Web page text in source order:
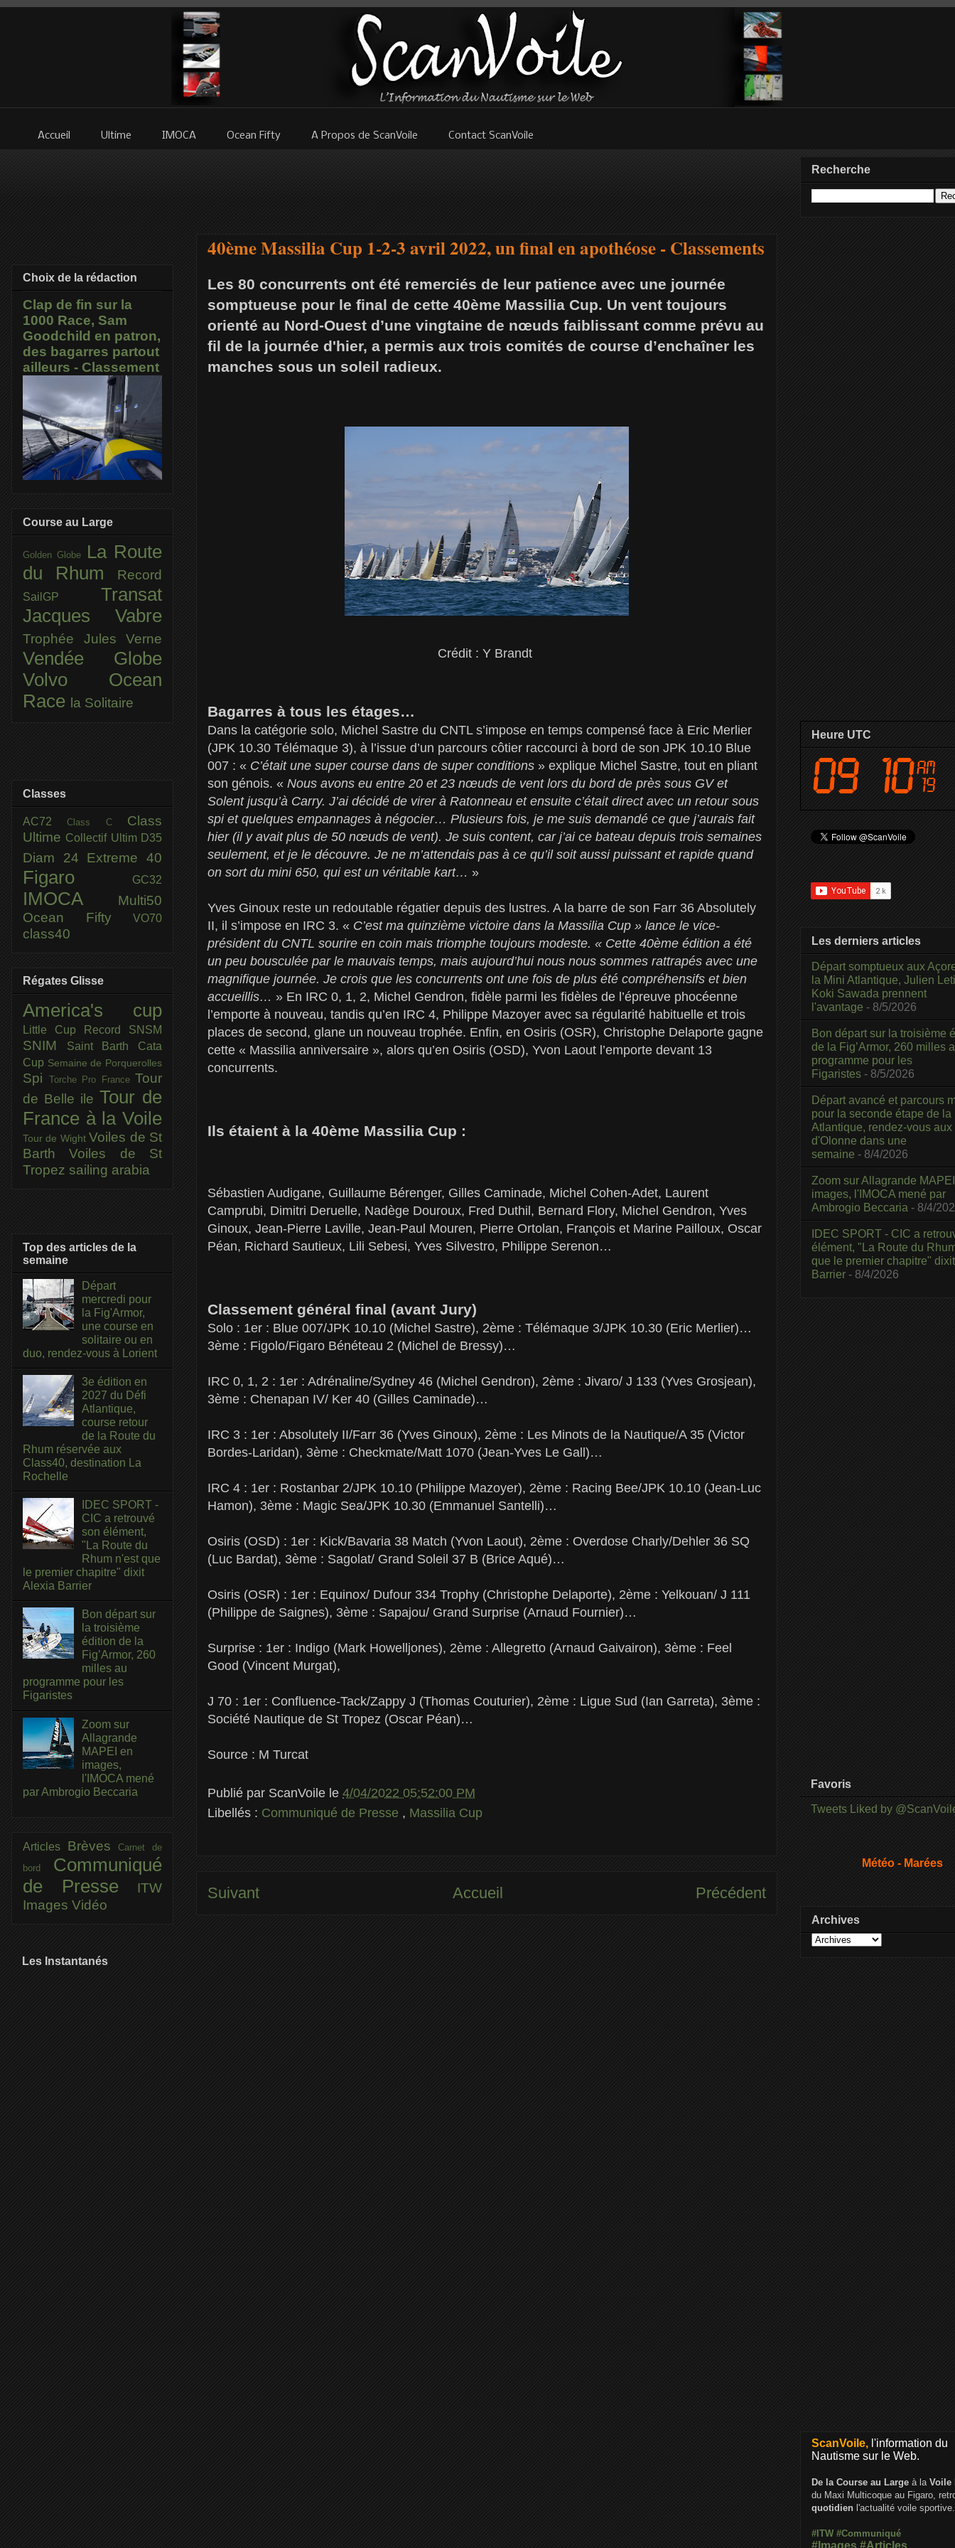
Accueil Ultime IMOCA Ocean Fifty A Propos de ScanVoile Contact ScanVoile
40ème Massilia Cup 1-2-3 avril 2022, un final en apothéose - Classements
Les 80 concurrents ont été remerciés de leur patience avec une journée
somptueuse pour le final de cette 40ème Massilia Cup. Un vent toujours
orienté au Nord-Ouest d’une vingtaine de nœuds faiblissant comme prévu au
fil de la journée d'hier, a permis aux trois comités de course d’enchaîner les
manches sous un soleil radieux.
Crédit : Y Brandt
Bagarres à tous les étages…
Dans la catégorie solo, Michel Sastre du CNTL s’impose en temps compensé face à Eric Merlier
(JPK 10.30 Télémaque 3), à l’issue d’un parcours côtier raccourci à bord de son JPK 10.10 Blue
007 : « C’était une super course dans de super conditions » explique Michel Sastre, tout en pliant
son génois. « Nous avons eu entre 20 et 23 nœuds de vent lors du bord de près sous GV et
Solent jusqu’à Carry. J’ai décidé de virer à Ratonneau et ensuite c’était direct avec un retour sous
spi et quelques empannages à négocier… Plusieurs fois, je me suis demandé ce que j’aurais fait
hier (il y avait plus de 50 nœuds de vent). Je suis content, car j’ai ce bateau depuis trois semaines
seulement, et je le découvre. Je ne m’attendais pas à ce qu’il soit aussi puissant et rapide quand
on sort du mini 650, qui est un véritable kart… »
Yves Ginoux reste un redoutable régatier depuis des lustres. A la barre de son Farr 36 Absolutely
II, il s’impose en IRC 3. « C’est ma quinzième victoire dans la Massilia Cup » lance le vice-
président du CNTL sourire en coin mais triomphe toujours modeste. « Cette 40ème édition a été
un peu bousculée par le mauvais temps, mais aujourd’hui nous nous sommes rattrapés avec une
magnifique journée. Je crois que les concurrents ont une fois de plus été compréhensifs et bien
accueillis… » En IRC 0, 1, 2, Michel Gendron, fidèle parmi les fidèles de l’épreuve phocéenne
l’emporte à nouveau, tandis qu’en IRC 4, Philippe Mazoyer avec sa régularité habituelle et trois
places de second, glane un nouveau trophée. Enfin, en Osiris (OSR), Christophe Delaporte gagne
cette « Massilia anniversaire », alors qu’en Osiris (OSD), Yvon Laout l’emporte devant 13
concurrents.
Ils étaient à la 40ème Massilia Cup :
Sébastien Audigane, Guillaume Bérenger, Gilles Caminade, Michel Cohen-Adet, Laurent
Camprubi, Dimitri Deruelle, Nadège Douroux, Fred Duthil, Bernard Flory, Michel Gendron, Yves
Ginoux, Jean-Pierre Laville, Jean-Paul Mouren, Pierre Ortolan, François et Marine Pailloux, Oscar
Péan, Richard Sautieux, Lili Sebesi, Yves Silvestro, Philippe Serenon…
Classement général final (avant Jury)
Solo : 1er : Blue 007/JPK 10.10 (Michel Sastre), 2ème : Télémaque 3/JPK 10.30 (Eric Merlier)…
3ème : Figolo/Figaro Bénéteau 2 (Michel de Bressy)…
IRC 0, 1, 2 : 1er : Adrénaline/Sydney 46 (Michel Gendron), 2ème : Jivaro/ J 133 (Yves Grosjean),
3ème : Chenapan IV/ Ker 40 (Gilles Caminade)…
IRC 3 : 1er : Absolutely II/Farr 36 (Yves Ginoux), 2ème : Les Minots de la Nautique/A 35 (Victor
Bordes-Laridan), 3ème : Checkmate/Matt 1070 (Jean-Yves Le Gall)…
IRC 4 : 1er : Rostanbar 2/JPK 10.10 (Philippe Mazoyer), 2ème : Racing Bee/JPK 10.10 (Jean-Luc
Hamon), 3ème : Magic Sea/JPK 10.30 (Emmanuel Santelli)…
Osiris (OSD) : 1er : Kick/Bavaria 38 Match (Yvon Laout), 2ème : Overdose Charly/Dehler 36 SQ
(Luc Bardat), 3ème : Sagolat/ Grand Soleil 37 B (Brice Aqué)…
Osiris (OSR) : 1er : Equinox/ Dufour 334 Trophy (Christophe Delaporte), 2ème : Yelkouan/ J 111
(Philippe de Saignes), 3ème : Sapajou/ Grand Surprise (Arnaud Fournier)…
Surprise : 1er : Indigo (Mark Howelljones), 2ème : Allegretto (Arnaud Gaivairon), 3ème : Feel
Good (Vincent Murgat),
J 70 : 1er : Confluence-Tack/Zappy J (Thomas Couturier), 2ème : Ligue Sud (Ian Garreta), 3ème :
Société Nautique de St Tropez (Oscar Péan)…
Source : M Turcat
Publié par ScanVoile le 4/04/2022 05:52:00 PM
Libellés : Communiqué de Presse , Massilia Cup
Suivant Précédent
Accueil
Choix de la rédaction
Clap de fin sur la
1000 Race, Sam
Goodchild en patron,
des bagarres partout
ailleurs - Classement
Course au Large
Golden Globe
La Route
du Rhum
Record
SailGP Transat
Jacques Vabre
Trophée Jules Verne
Vendée Globe
Volvo Ocean
Race la Solitaire
Classes
AC72Class C Class
Ultime Collectif Ultim D35
Diam 24 Extreme 40
Figaro GC32
IMOCA
Multi50
Ocean Fifty
VO70
class40
Régates Glisse
America's cup
Little Cup Record SNSM
SNIM
Saint Barth Cata
Cup Semaine de Porquerolles
Spi Torche Pro France Tour
de Belle ile Tour de
France à la Voile
Tour de Wight Voiles de St
BarthVoiles de St
Tropez sailing arabia
Top des articles de la
semaine
Départ
mercredi pour
la Fig'Armor,
une course en
solitaire ou en
duo, rendez-vous à Lorient
3e édition en
2027 du Défi
Atlantique,
course retour
de la Route du
Rhum réservée aux
Class40, destination La
Rochelle
IDEC SPORT -
CIC a retrouvé
son élément,
"La Route du
Rhum n'est que
le premier chapitre" dixit
Alexia Barrier
Bon départ sur
la troisième
édition de la
Fig’Armor, 260
milles au
programme pour les
Figaristes
Zoom sur
Allagrande
MAPEI en
images,
l'IMOCA mené
par Ambrogio Beccaria
Articles BrèvesCarnet de
bord Communiqué
de Presse
ITW
Images Vidéo
Les Instantanés
Recherche
Heure UTC
Les derniers articles
Départ somptueux aux
la Mini Atlantique, Julien
Koki Sawada prennent
l'avantage - 8/5/2026
Bon départ sur la troisième
de la Fig’Armor, 260 milles
programme pour les
Figaristes - 8/5/2026
Départ avancé et parcours
pour la seconde étape de la
Atlantique, rendez-vous
d'Olonne dans une
semaine - 8/4/2026
Zoom sur Allagrande
images, l'IMOCA mené par
Ambrogio Beccaria - 8/4/
IDEC SPORT - CIC a
élément, "La Route du
que le premier chapitre"
Barrier - 8/4/2026
Favoris
Tweets Liked by
Météo - Marées
Archives
ScanVoile, l'information du
Nautisme sur le Web.
De la Course au Large à la Voile
du Maxi Multicoque au Figaro,
quotidien l'actualité voile sportive.
#ITW #Communiqué
#Images #Articles